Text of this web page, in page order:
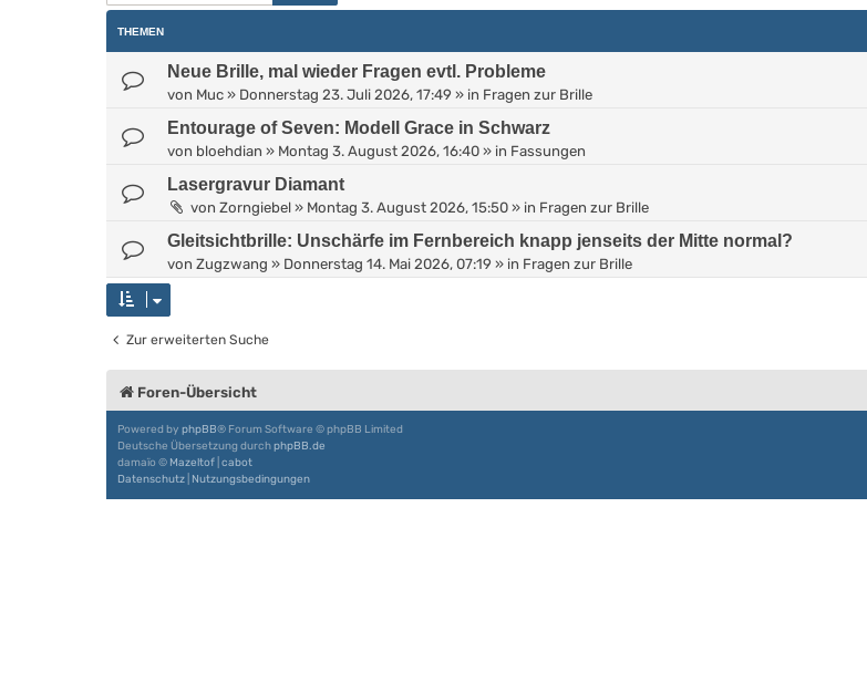
THEMEN
Neue Brille, mal wieder Fragen evtl. Probleme
von Muc » Donnerstag 23. Juli 2026, 17:49 » in Fragen zur Brille
Entourage of Seven: Modell Grace in Schwarz
von bloehdian » Montag 3. August 2026, 16:40 » in Fassungen
Lasergravur Diamant
von Zorngiebel » Montag 3. August 2026, 15:50 » in Fragen zur Brille
Gleitsichtbrille: Unschärfe im Fernbereich knapp jenseits der Mitte normal?
von Zugzwang » Donnerstag 14. Mai 2026, 07:19 » in Fragen zur Brille
Zur erweiterten Suche
Foren-Übersicht
Powered by phpBB® Forum Software © phpBB Limited
Deutsche Übersetzung durchphpBB.de
damaïo © Mazeltof cabot
Datenschutz Nutzungsbedingungen